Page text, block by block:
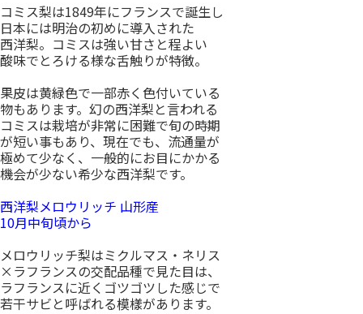
コミス梨は1849年にフランスで誕生し
日本には明治の初めに導入された
西洋梨。コミスは強い甘さと程よい
酸味でとろける様な舌触りが特徴。
果皮は黄緑色で一部赤く色付いている
物もあります。幻の西洋梨と言われる
コミスは栽培が非常に困難で旬の時期
が短い事もあり、現在でも、流通量が
極めて少なく、一般的にお目にかかる
機会が少ない希少な西洋梨です。
西洋梨メロウリッチ 山形産
10月中旬頃から
メロウリッチ梨はミクルマス・ネリス
×ラフランスの交配品種で見た目は、
ラフランスに近くゴツゴツした感じで
若干サビと呼ばれる模樣があります。